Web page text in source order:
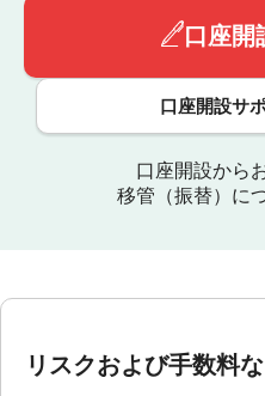
口座開
口座開設サ
口座開設から
移管（振替）に
リスクおよび手数料